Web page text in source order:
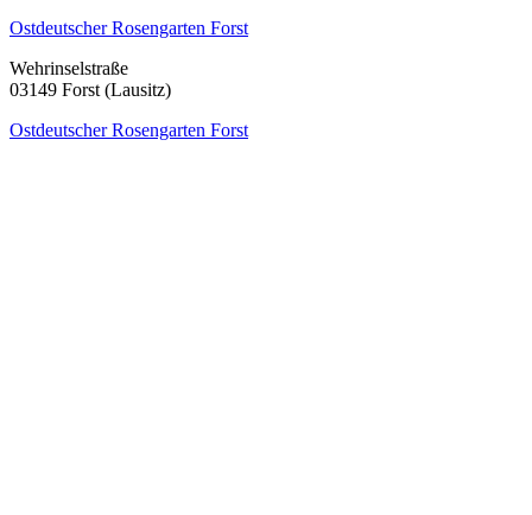
Ostdeutscher Rosengarten Forst
Wehrinselstraße
03149 Forst (Lausitz)
Ostdeutscher Rosengarten Forst